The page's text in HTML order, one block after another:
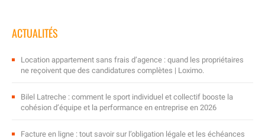
ACTUALITÉS
Location appartement sans frais d’agence : quand les propriétaires
ne reçoivent que des candidatures complètes | Loximo.
Bilel Latreche : comment le sport individuel et collectif booste la
cohésion d’équipe et la performance en entreprise en 2026
Facture en ligne : tout savoir sur l’obligation légale et les échéances